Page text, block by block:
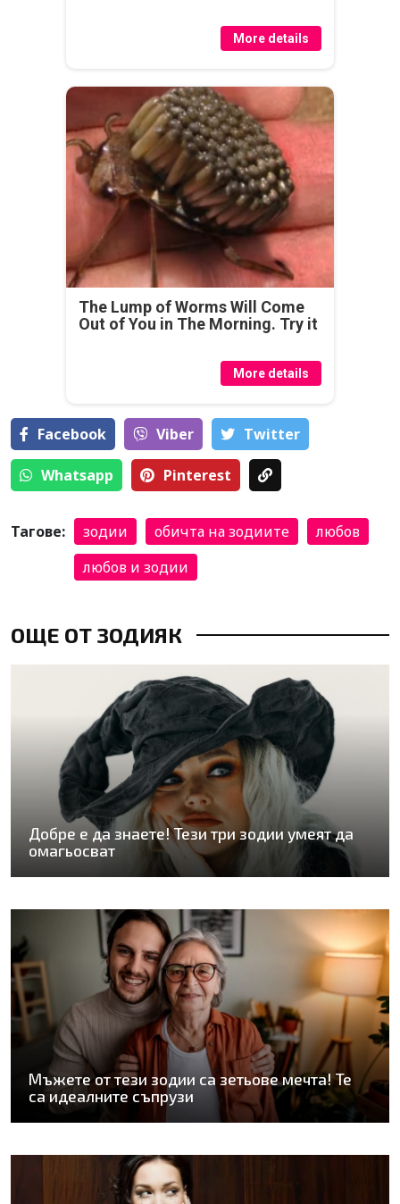
More details
The Lump of Worms Will Come
Out of You in The Morning. Try it
More details
Facebook Viber Тwitter
Whatsapp Pinterest
Тагове: зодии обичта на зодиите
любов
любов и зодии
ОЩЕ ОТ ЗОДИЯК
Добре е да знаете! Тези три зодии умеят да
омагьосват
Мъжете от тези зодии са зетьове мечта! Те
са идеалните съпрузи